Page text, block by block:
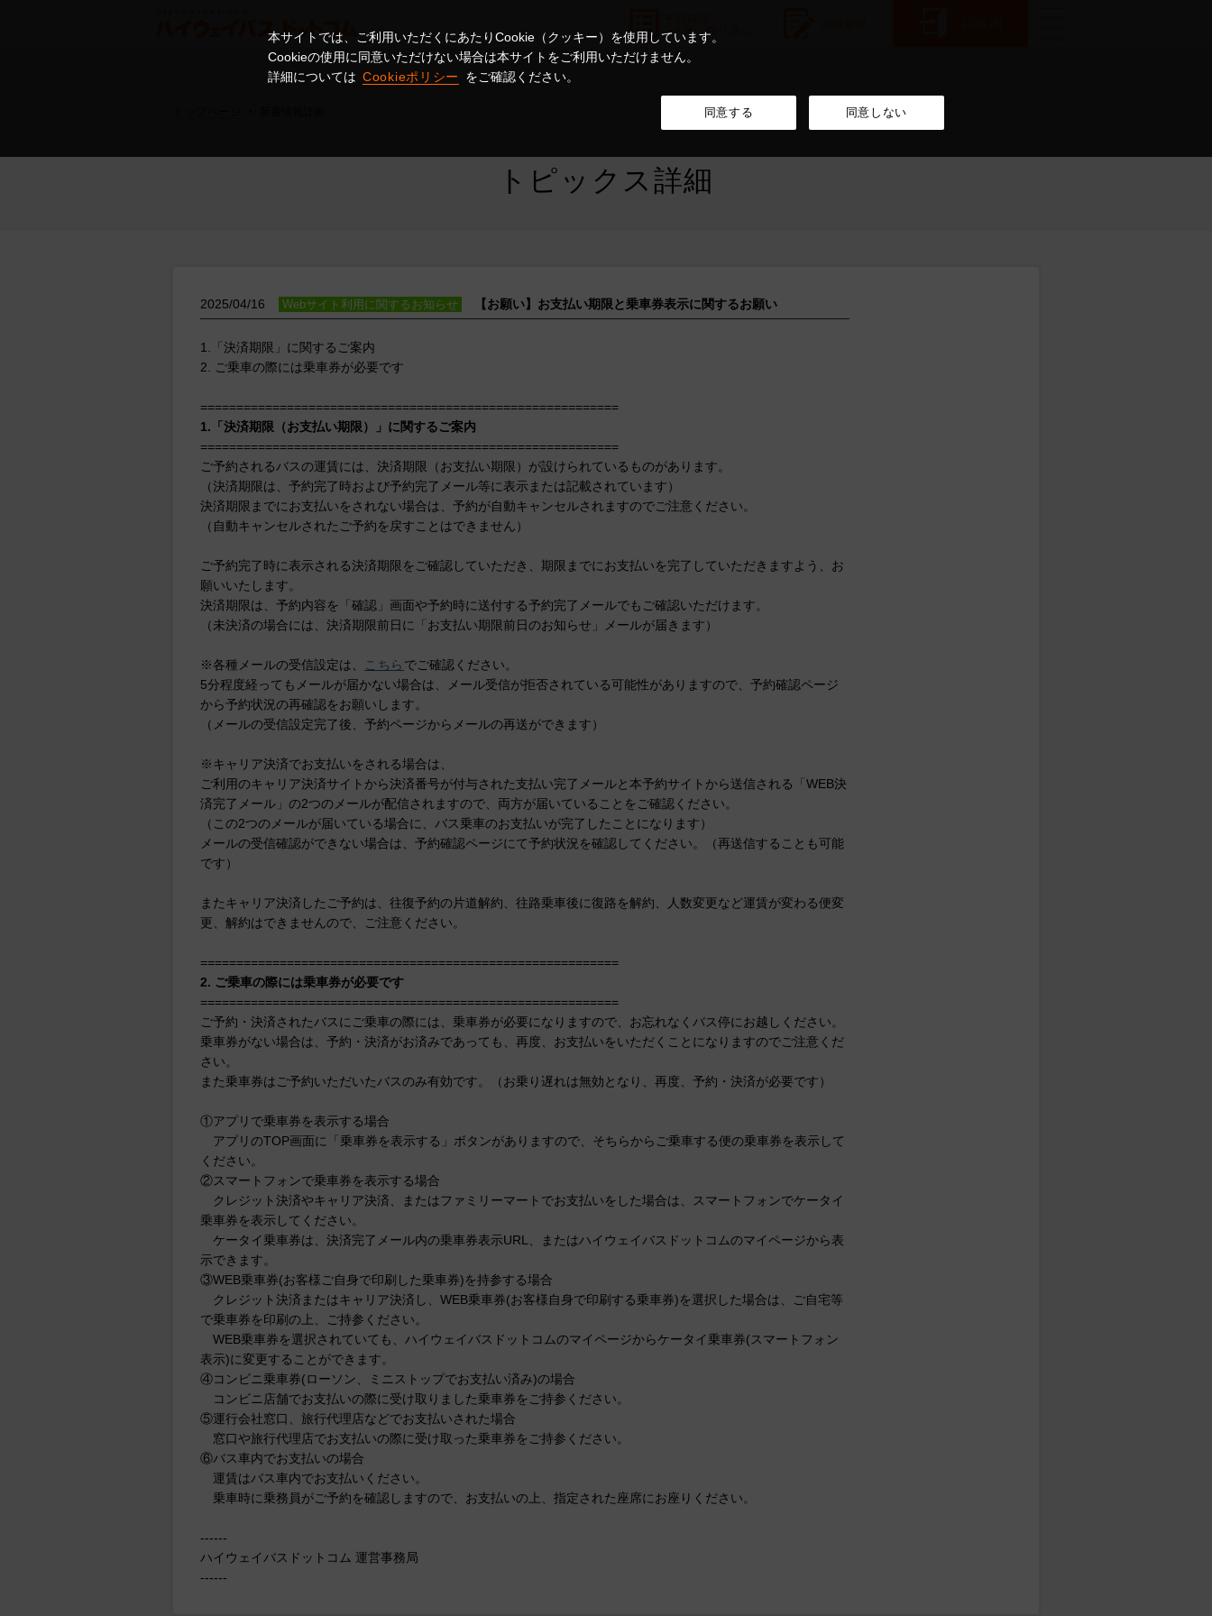
本サイトでは、ご利用いただくにあたりCookie（クッキー）を使用しています。
Cookieの使用に同意いただけない場合は本サイトをご利用いただけません。
詳細については Cookieポリシー をご確認ください。
同意する 同意しない
トピックス詳細
2025/04/16 Webサイト利用に関するお知らせ 【お願い】お支払い期限と乗車券表示に関するお願い
1.「決済期限」に関するご案内
2. ご乗車の際には乗車券が必要です
==========================================================
1.「決済期限（お支払い期限）」に関するご案内
==========================================================
ご予約されるバスの運賃には、決済期限（お支払い期限）が設けられているものがあります。
（決済期限は、予約完了時および予約完了メール等に表示または記載されています）
決済期限までにお支払いをされない場合は、予約が自動キャンセルされますのでご注意ください。
（自動キャンセルされたご予約を戻すことはできません）
ご予約完了時に表示される決済期限をご確認していただき、期限までにお支払いを完了していただきますよう、お
願いいたします。
決済期限は、予約内容を「確認」画面や予約時に送付する予約完了メールでもご確認いただけます。
（未決済の場合には、決済期限前日に「お支払い期限前日のお知らせ」メールが届きます）
※各種メールの受信設定は、 こちら でご確認ください。
5分程度経ってもメールが届かない場合は、メール受信が拒否されている可能性がありますので、予約確認ページ
から予約状況の再確認をお願いします。
（メールの受信設定完了後、予約ページからメールの再送ができます）
※キャリア決済でお支払いをされる場合は、
ご利用のキャリア決済サイトから決済番号が付与された支払い完了メールと本予約サイトから送信される「WEB決
済完了メール」の2つのメールが配信されますので、両方が届いていることをご確認ください。
（この2つのメールが届いている場合に、バス乗車のお支払いが完了したことになります）
メールの受信確認ができない場合は、予約確認ページにて予約状況を確認してください。（再送信することも可能
です）
またキャリア決済したご予約は、往復予約の片道解約、往路乗車後に復路を解約、人数変更など運賃が変わる便変
更、解約はできませんので、ご注意ください。
==========================================================
2. ご乗車の際には乗車券が必要です
==========================================================
ご予約・決済されたバスにご乗車の際には、乗車券が必要になりますので、お忘れなくバス停にお越しください。
乗車券がない場合は、予約・決済がお済みであっても、再度、お支払いをいただくことになりますのでご注意くだ
さい。
また乗車券はご予約いただいたバスのみ有効です。（お乗り遅れは無効となり、再度、予約・決済が必要です）
①アプリで乗車券を表示する場合
アプリのTOP画面に「乗車券を表示する」ボタンがありますので、そちらからご乗車する便の乗車券を表示して
ください。
②スマートフォンで乗車券を表示する場合
クレジット決済やキャリア決済、またはファミリーマートでお支払いをした場合は、スマートフォンでケータイ
乗車券を表示してください。
ケータイ乗車券は、決済完了メール内の乗車券表示URL、またはハイウェイバスドットコムのマイページから表
示できます。
③WEB乗車券(お客様ご自身で印刷した乗車券)を持参する場合
クレジット決済またはキャリア決済し、WEB乗車券(お客様自身で印刷する乗車券)を選択した場合は、ご自宅等
で乗車券を印刷の上、ご持参ください。
WEB乗車券を選択されていても、ハイウェイバスドットコムのマイページからケータイ乗車券(スマートフォン
表示)に変更することができます。
④コンビニ乗車券(ローソン、ミニストップでお支払い済み)の場合
コンビニ店舗でお支払いの際に受け取りました乗車券をご持参ください。
⑤運行会社窓口、旅行代理店などでお支払いされた場合
窓口や旅行代理店でお支払いの際に受け取った乗車券をご持参ください。
⑥バス車内でお支払いの場合
運賃はバス車内でお支払いください。
乗車時に乗務員がご予約を確認しますので、お支払いの上、指定された座席にお座りください。
------
ハイウェイバスドットコム 運営事務局
------